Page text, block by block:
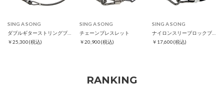
SING A SONG
￥25,300(税込)
SING A SONG
チェーンブレスレット
￥20,900(税込)
SING A SONG
ナイロンスリーブロックブレスレット
￥17,600(税込)
RANKING